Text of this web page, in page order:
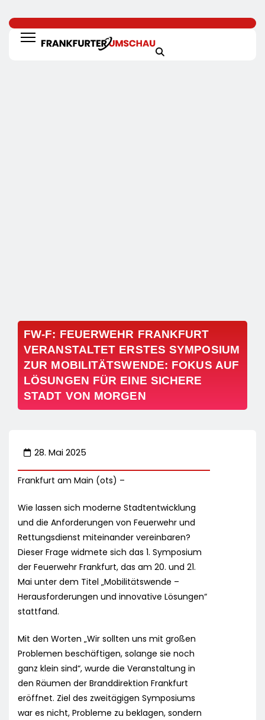
FW-F: FEUERWEHR FRANKFURT
VERANSTALTET ERSTES SYMPOSIUM
ZUR MOBILITÄTSWENDE: FOKUS AUF
LÖSUNGEN FÜR EINE SICHERE
STADT VON MORGEN
28. Mai 2025
Frankfurt am Main (ots) –
Wie lassen sich moderne Stadtentwicklung
und die Anforderungen von Feuerwehr und
Rettungsdienst miteinander vereinbaren?
Dieser Frage widmete sich das 1. Symposium
der Feuerwehr Frankfurt, das am 20. und 21.
Mai unter dem Titel „Mobilitätswende –
Herausforderungen und innovative Lösungen“
stattfand.
Mit den Worten „Wir sollten uns mit großen
Problemen beschäftigen, solange sie noch
ganz klein sind“, wurde die Veranstaltung in
den Räumen der Branddirektion Frankfurt
eröffnet. Ziel des zweitägigen Symposiums
war es nicht, Probleme zu beklagen, sondern